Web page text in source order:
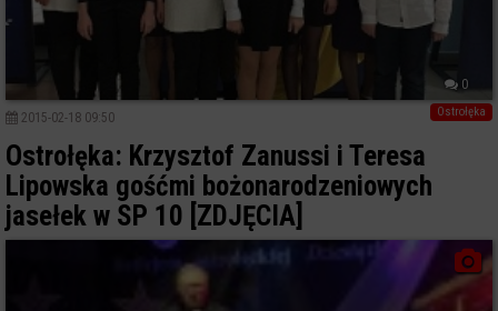
0
Ostrołęka
2015-02-18 09:50
Ostrołęka: Krzysztof Zanussi i Teresa
Lipowska gośćmi bożonarodzeniowych
jasełek w SP 10 [ZDJĘCIA]